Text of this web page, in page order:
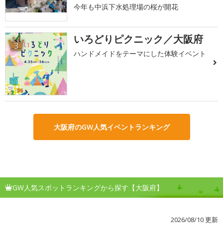
今年も中浜下水処理場の桜が開花
3 いろどりピクニック／大阪府
ハンドメイドをテーマにした体験イベント
大阪府のGW人気イベントランキング
GW人気スポットランキングから探す【大阪府】
2026/08/10 更新